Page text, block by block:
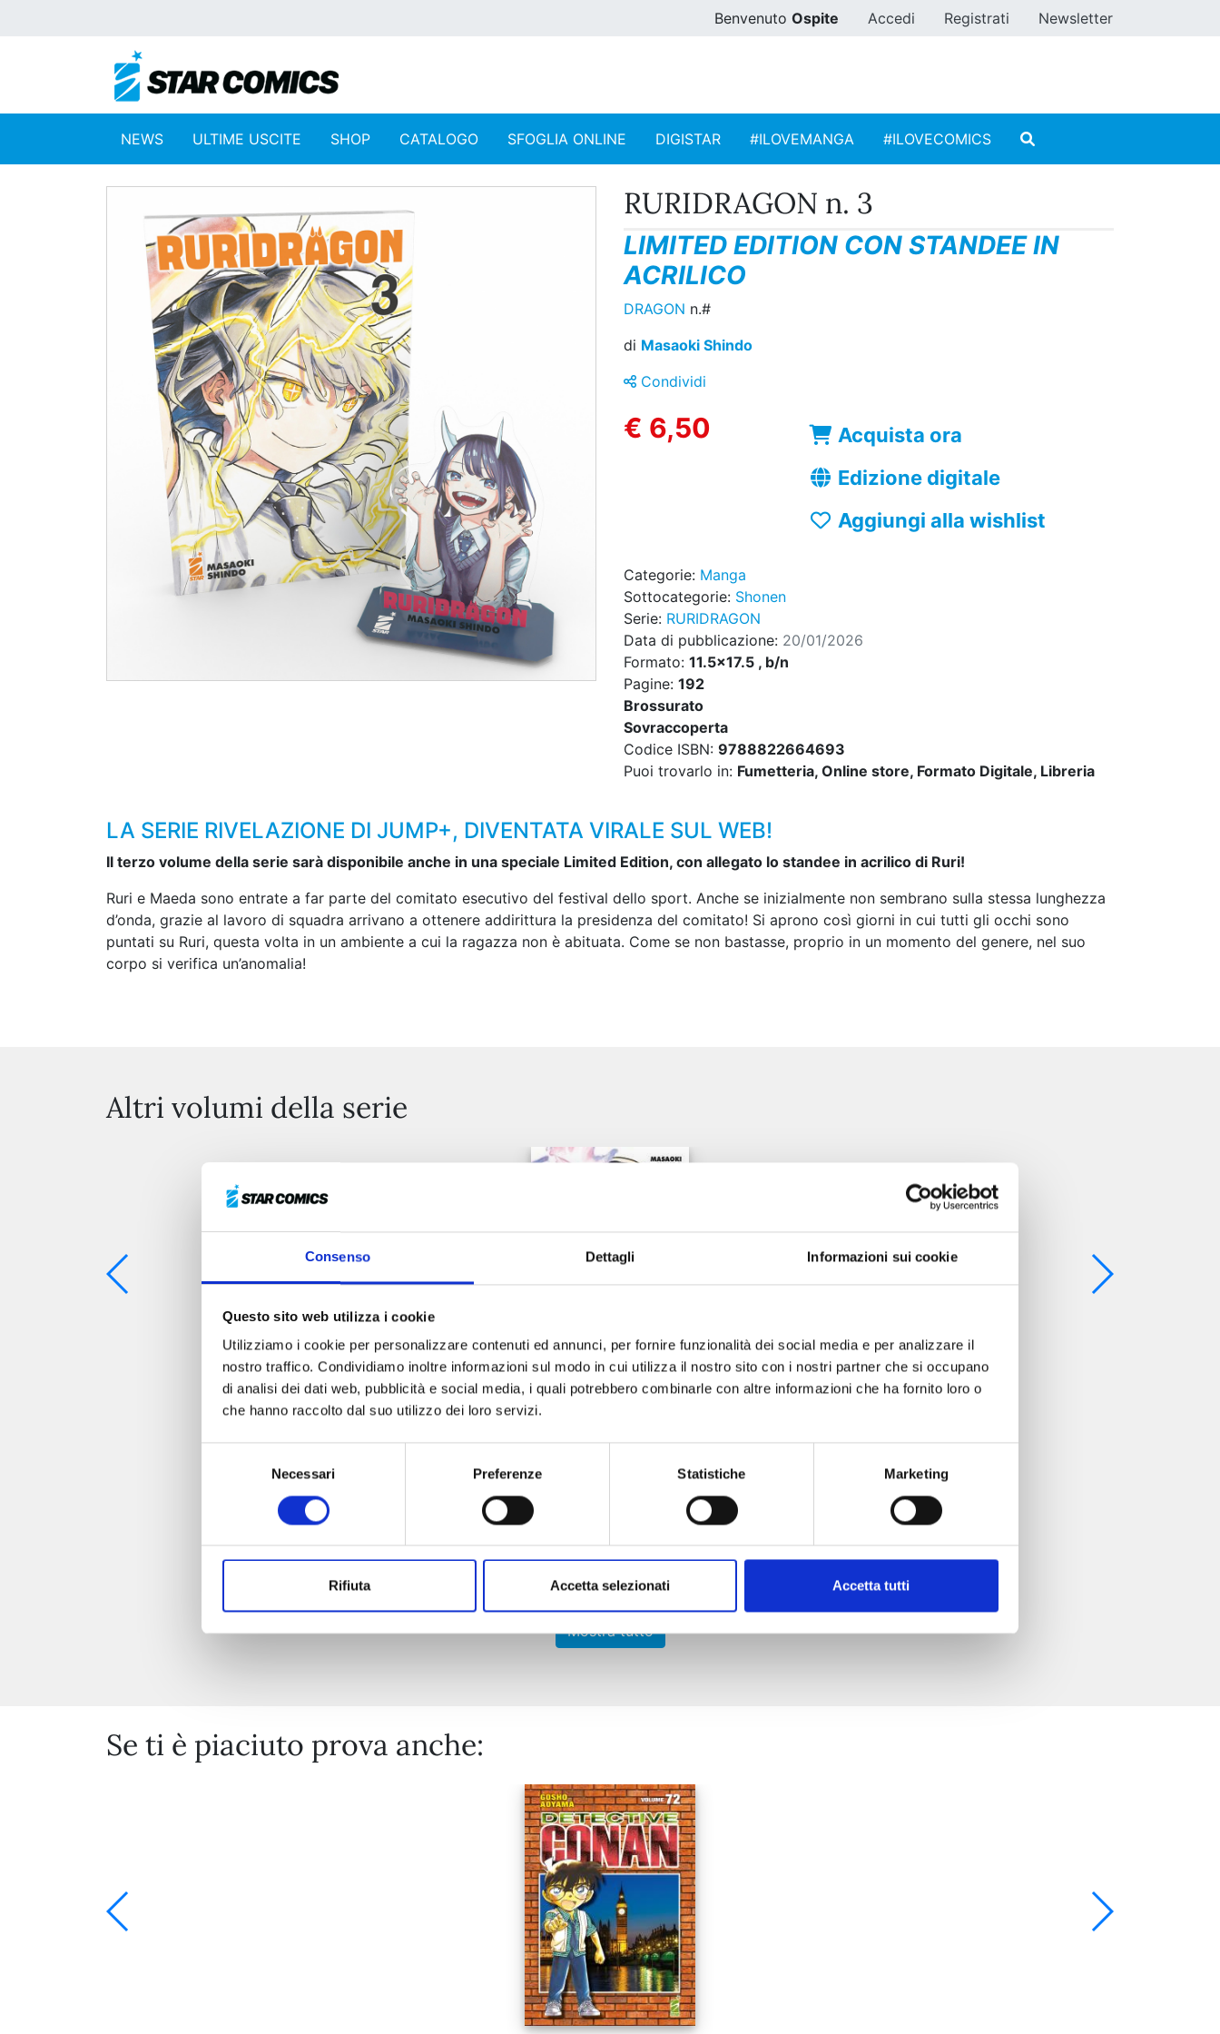
Consenso Dettagli Informazioni sui cookie
Questo sito web utilizza i cookie
Utilizziamo i cookie per personalizzare contenuti ed annunci, per fornire funzionalità dei social media e per analizzare il
nostro traffico. Condividiamo inoltre informazioni sul modo in cui utilizza il nostro sito con i nostri partner che si occupano
di analisi dei dati web, pubblicità e social media, i quali potrebbero combinarle con altre informazioni che ha fornito loro o
che hanno raccolto dal suo utilizzo dei loro servizi.
Necessari Preferenze Statistiche Marketing
Rifiuta Accetta selezionati Accetta tutti
Benvenuto Ospite Accedi Registrati Newsletter
NEWS ULTIME USCITE SHOP CATALOGO SFOGLIA ONLINE DIGISTAR #ILOVEMANGA #ILOVECOMICS
RURIDRAGON n. 3
LIMITED EDITION CON STANDEE IN
ACRILICO
DRAGON n.#
di Masaoki Shindo
Condividi
€ 6,50
Acquista ora
Edizione digitale
Aggiungi alla wishlist
Categorie: Manga
Sottocategorie: Shonen
Serie: RURIDRAGON
Data di pubblicazione: 20/01/2026
Formato: 11.5x17.5 , b/n
Pagine: 192
Brossurato
Sovraccoperta
Codice ISBN: 9788822664693
Puoi trovarlo in: Fumetteria, Online store, Formato Digitale, Libreria
LA SERIE RIVELAZIONE DI JUMP+, DIVENTATA VIRALE SUL WEB!
Il terzo volume della serie sarà disponibile anche in una speciale Limited Edition, con allegato lo standee in acrilico di Ruri!
Ruri e Maeda sono entrate a far parte del comitato esecutivo del festival dello sport. Anche se inizialmente non sembrano sulla stessa lunghezza
d’onda, grazie al lavoro di squadra arrivano a ottenere addirittura la presidenza del comitato! Si aprono così giorni in cui tutti gli occhi sono
puntati su Ruri, questa volta in un ambiente a cui la ragazza non è abituata. Come se non bastasse, proprio in un momento del genere, nel suo
corpo si verifica un’anomalia!
Altri volumi della serie
€ 6,50
Mostra tutto
Se ti è piaciuto prova anche: